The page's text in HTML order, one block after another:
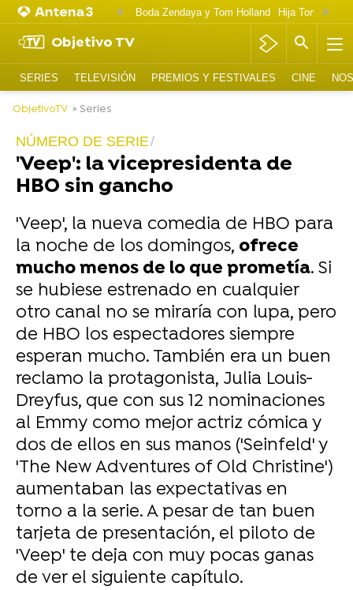
Boda Zendaya y Tom Holland Hija Tom
Objetivo TV
SERIES TELEVISIÓN PREMIOS Y FESTIVALES CINE
ObjetivoTV » Series
NÚMERO DE SERIE
'Veep': la vicepresidenta de
HBO sin gancho
'Veep', la nueva comedia de HBO para
la noche de los domingos, ofrece
mucho menos de lo que prometía. Si
se hubiese estrenado en cualquier
otro canal no se miraría con lupa, pero
de HBO los espectadores siempre
esperan mucho. También era un buen
reclamo la protagonista, Julia Louis-
Dreyfus, que con sus 12 nominaciones
al Emmy como mejor actriz cómica y
dos de ellos en sus manos ('Seinfeld' y
'The New Adventures of Old Christine')
aumentaban las expectativas en
torno a la serie. A pesar de tan buen
tarjeta de presentación, el piloto de
'Veep' te deja con muy pocas ganas
de ver el siguiente capítulo.